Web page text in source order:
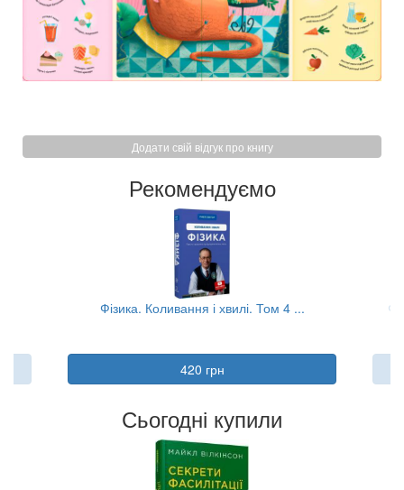
Додати свій відгук про книгу
Рекомендуємо
Фізика. Коливання і хвилі. Том 4 ...
420 грн
Сьогодні купили